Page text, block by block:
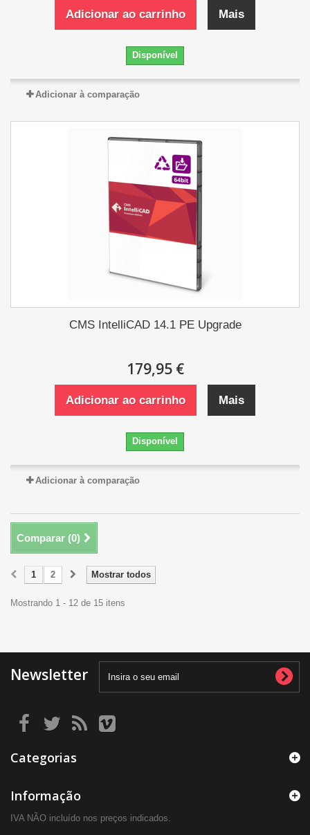
Adicionar ao carrinho Mais
Disponível
Adicionar à comparação
CMS IntelliCAD 14.1 PE Upgrade
179,95 €
Adicionar ao carrinho Mais
Disponível
Adicionar à comparação
Comparar (0)
Mostrar todos
1 2
Mostrando 1 - 12 de 15 itens
Newsletter
Categorias
Informação
IVA NÃO incluído nos preços indicados.